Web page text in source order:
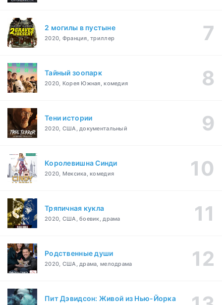
2 могилы в пустыне
2020, Франция, триллер
Тайный зоопарк
2020, Корея Южная, комедия
Тени истории
2020, США, документальный
Королевишна Синди
2020, Мексика, комедия
Тряпичная кукла
2020, США, боевик, драма
Родственные души
2020, США, драма, мелодрама
Пит Дэвидсон: Живой из Нью-Йорка